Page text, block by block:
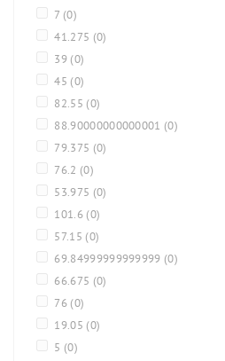
7 (0)
41.275 (0)
39 (0)
45 (0)
82.55 (0)
88.90000000000001 (0)
79.375 (0)
76.2 (0)
53.975 (0)
101.6 (0)
57.15 (0)
69.84999999999999 (0)
66.675 (0)
76 (0)
19.05 (0)
5 (0)